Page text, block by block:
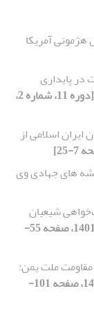
هژمونی آمریکا
در پایداری
[دوره 11، شماره 2،
ایران اسلامی از
های جهادی وی
شیعیان
[دوره 11، شماره 1، 1401، صفحه 55-
ملت یمن:
[دوره 11، شماره 1، 1401، صفحه 101-